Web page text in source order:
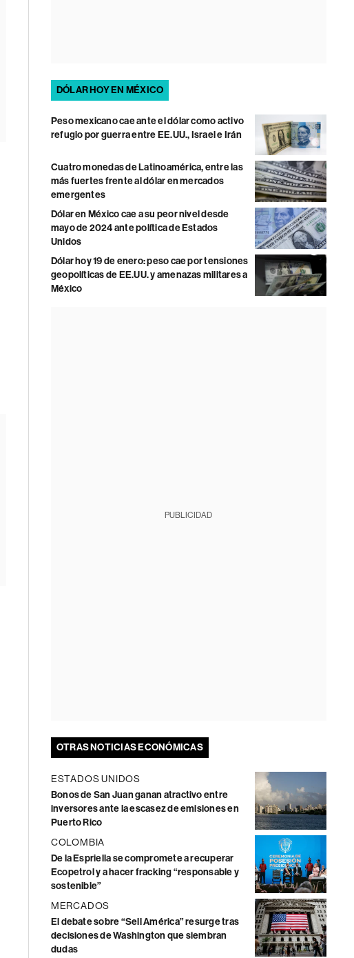
DÓLAR HOY EN MÉXICO
Peso mexicano cae ante el dólar como activo
refugio por guerra entre EE.UU., Israel e Irán
Cuatro monedas de Latinoamérica, entre las
más fuertes frente al dólar en mercados
emergentes
Dólar en México cae a su peor nivel desde
mayo de 2024 ante política de Estados
Unidos
Dólar hoy 19 de enero: peso cae por tensiones
geopolíticas de EE.UU. y amenazas militares a
México
PUBLICIDAD
OTRAS NOTICIAS ECONÓMICAS
ESTADOS UNIDOS
Bonos de San Juan ganan atractivo entre
inversores ante la escasez de emisiones en
Puerto Rico
COLOMBIA
De la Espriella se compromete a recuperar
Ecopetrol y a hacer fracking “responsable y
sostenible”
MERCADOS
El debate sobre “Sell América” resurge tras
decisiones de Washington que siembran
dudas